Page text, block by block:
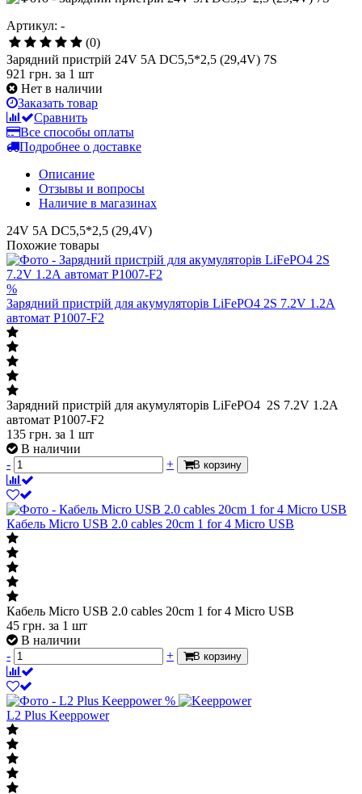
Артикул: -
(0)
Зарядний пристрій 24V 5A DC5,5*2,5 (29,4V) 7S
921 грн. за 1 шт
Нет в наличии
Заказать товар
Сравнить
Все способы оплаты
Подробнее о доставке
Описание
Отзывы и вопросы
Наличие в магазинах
24V 5A DC5,5*2,5 (29,4V)
Похожие товары
%
Зарядний пристрій для акумуляторів LiFePO4 2S 7.2V 1.2А
автомат P1007-F2
Зарядний пристрій для акумуляторів LiFePO4 2S 7.2V 1.2А
автомат P1007-F2
135 грн. за 1 шт
В наличии
-
+ В корзину
Кабель Micro USB 2.0 cables 20cm 1 for 4 Micro USB
Кабель Micro USB 2.0 cables 20cm 1 for 4 Micro USB
45 грн. за 1 шт
В наличии
-
+ В корзину
%
L2 Plus Keeppower